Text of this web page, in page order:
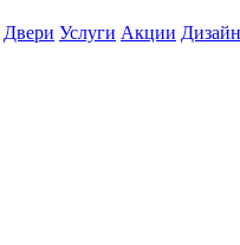
Двери Услуги Акции